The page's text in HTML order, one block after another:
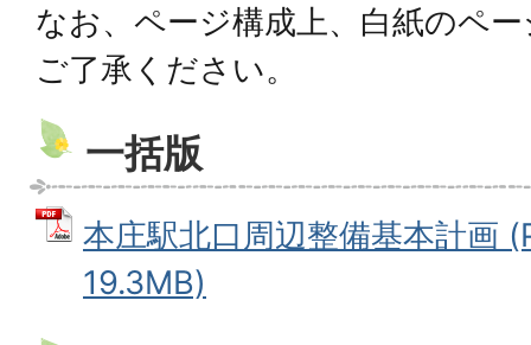
なお、ページ構成上、白紙のペ
ご了承ください。
一括版
本庄駅北口周辺整備基本計画
19.3MB)